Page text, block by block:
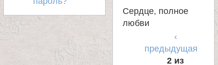
Сердце, полное
любви
‹
предыдущая
2 из